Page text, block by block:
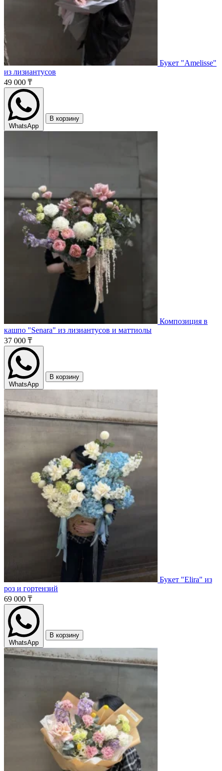
Букет "Amelisse"
из лизиантусов
49 000 ₸
WhatsApp
В корзину
Композиция в
кашпо "Senara" из лизиантусов и маттиолы
37 000 ₸
WhatsApp
В корзину
Букет "Elira" из
роз и гортензий
69 000 ₸
WhatsApp
В корзину